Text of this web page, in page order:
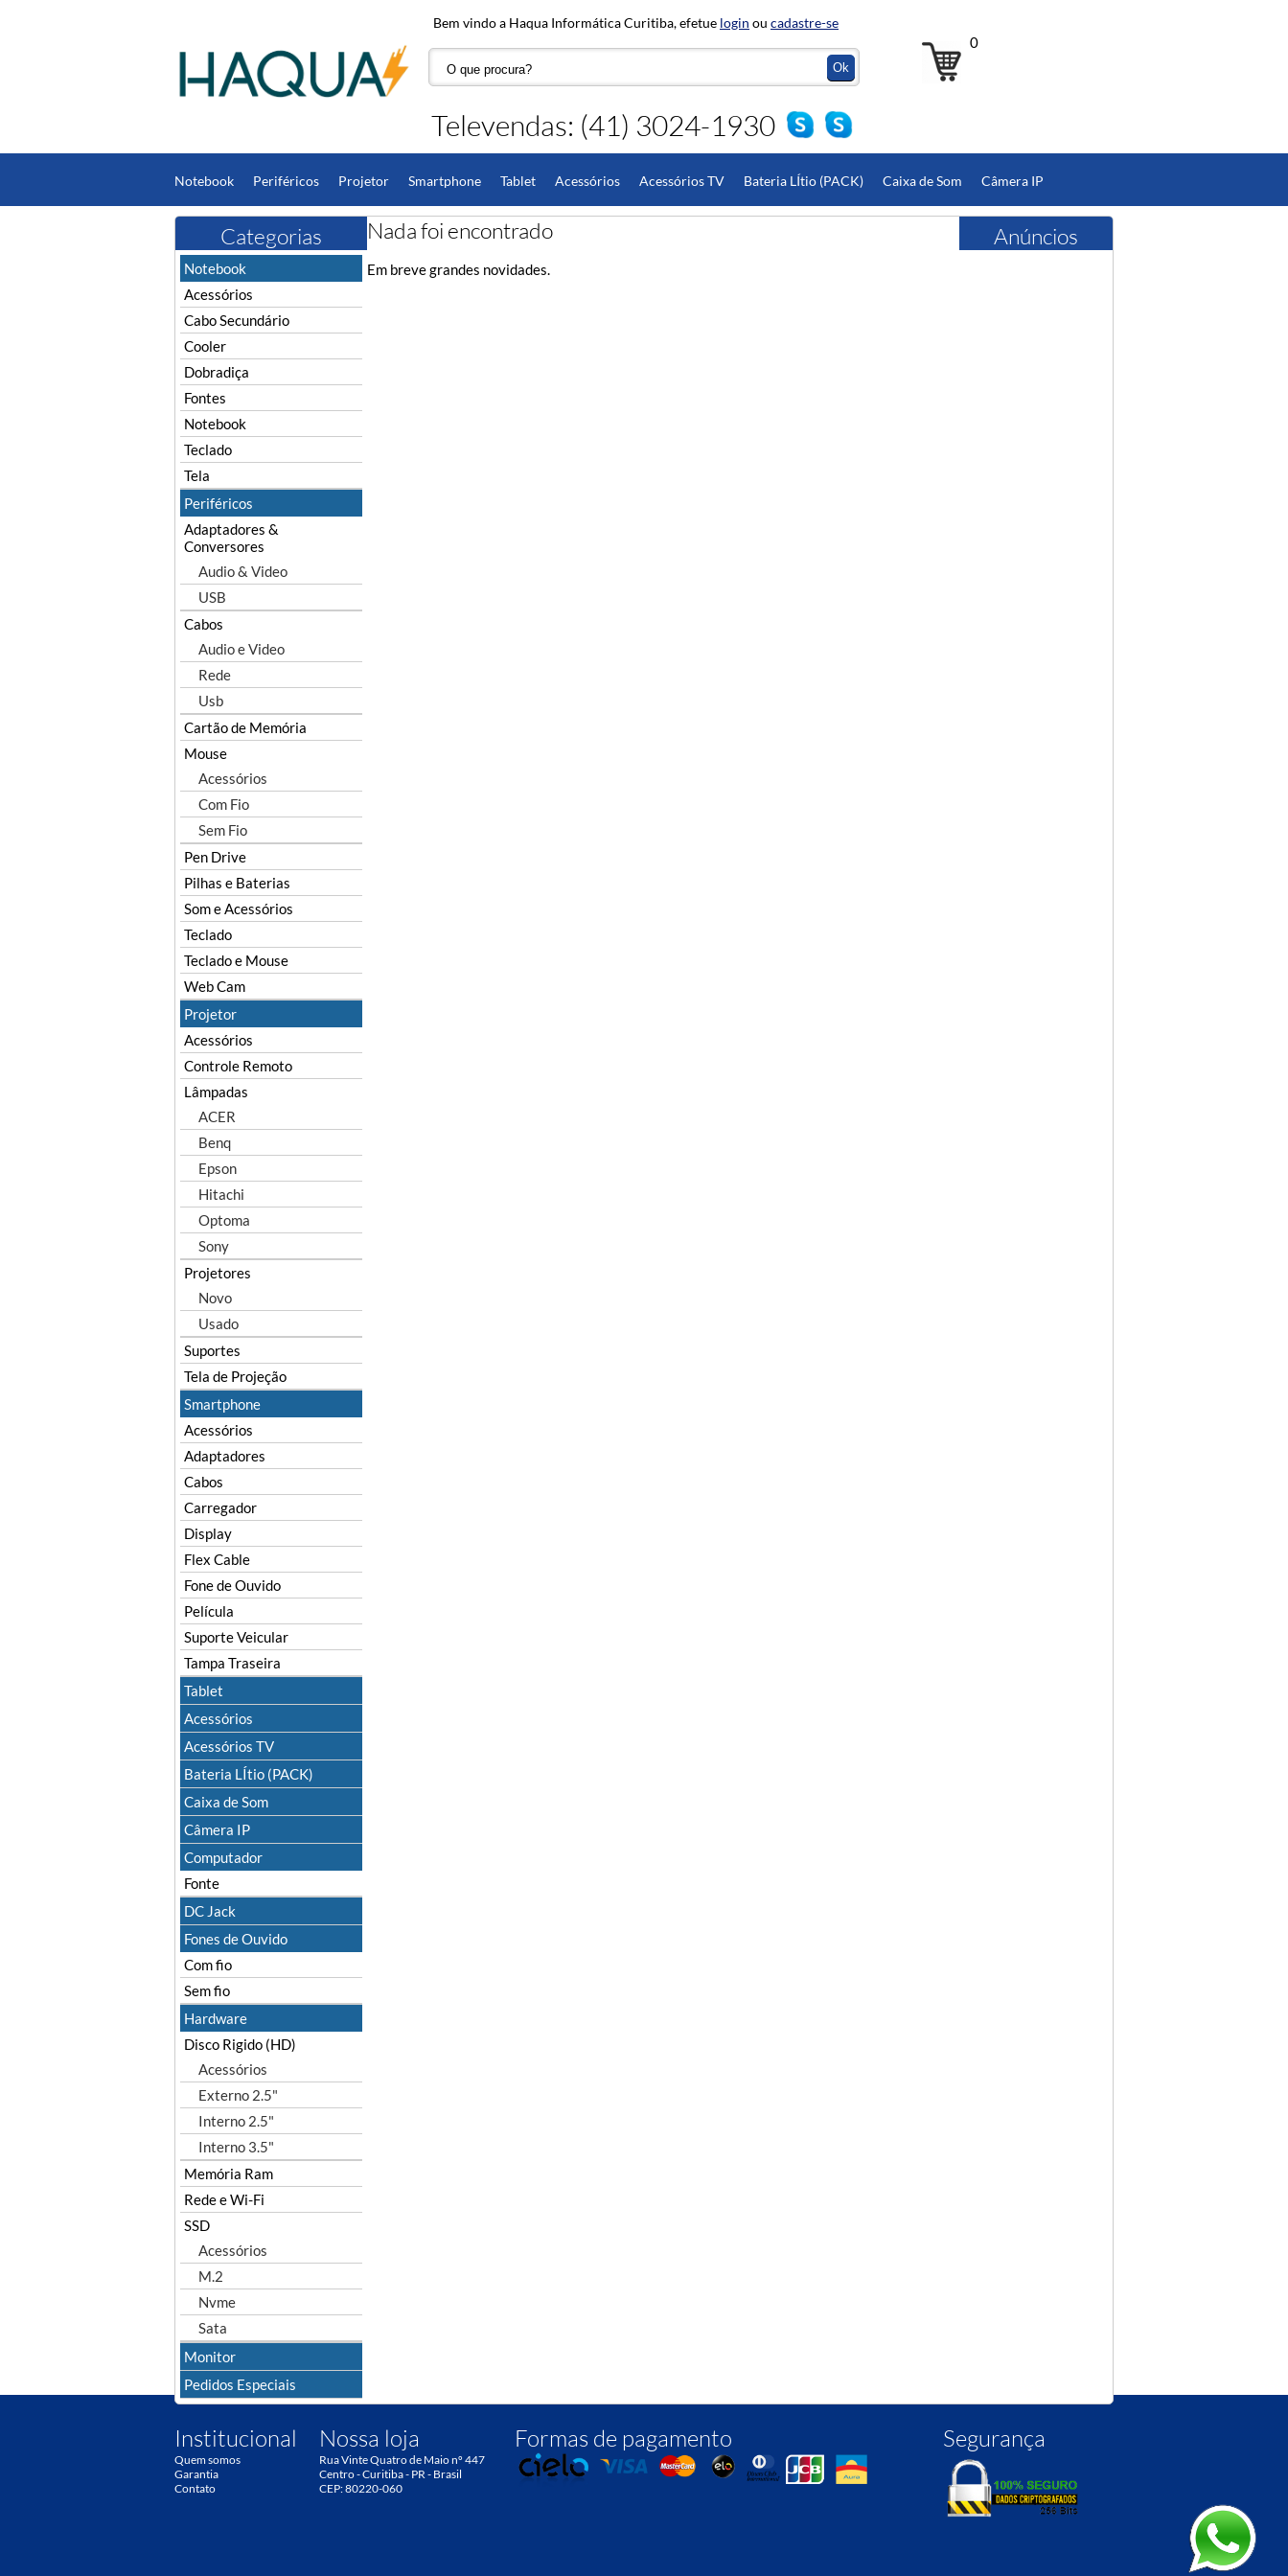
Televendas: (41) 3024-1930
0
Bem vindo a Haqua Informática Curitiba, efetue login ou cadastre-se
Notebook Periféricos Projetor Smartphone Tablet Acessórios Acessórios TV Bateria LÍtio (PACK) Caixa de Som Câmera IP
Computador Fones de Ouvido Hardware Monitor
Categorias
Notebook
Acessórios
Cabo Secundário
Cooler
Dobradiça
Fontes
Notebook
Teclado
Tela
Periféricos
Adaptadores &
Conversores
Audio & Video
USB
Cabos
Audio e Video
Rede
Usb
Cartão de Memória
Mouse
Acessórios
Com Fio
Sem Fio
Pen Drive
Pilhas e Baterias
Som e Acessórios
Teclado
Teclado e Mouse
Web Cam
Projetor
Acessórios
Controle Remoto
Lâmpadas
ACER
Benq
Epson
Hitachi
Optoma
Sony
Projetores
Novo
Usado
Suportes
Tela de Projeção
Smartphone
Acessórios
Adaptadores
Cabos
Carregador
Display
Flex Cable
Fone de Ouvido
Película
Suporte Veicular
Tampa Traseira
Tablet
Acessórios
Acessórios TV
Bateria LÍtio (PACK)
Caixa de Som
Câmera IP
Computador
Fonte
DC Jack
Fones de Ouvido
Com fio
Sem fio
Hardware
Disco Rigido (HD)
Acessórios
Externo 2.5"
Interno 2.5"
Interno 3.5"
Memória Ram
Rede e Wi-Fi
SSD
Acessórios
M.2
Nvme
Sata
Monitor
Pedidos Especiais
Anúncios
Nada foi encontrado
Em breve grandes novidades.
Institucional
Quem somos
Garantia
Contato
Nossa loja
Rua Vinte Quatro de Maio nº 447
Centro - Curitiba - PR - Brasil
CEP: 80220-060
Formas de pagamento Segurança